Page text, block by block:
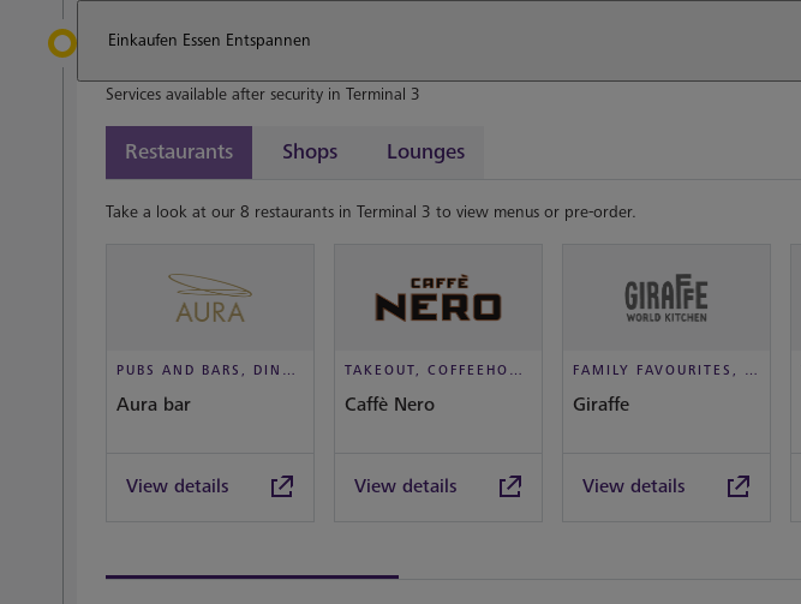
Einkaufen Essen Entspannen
Services available after security in Terminal 3
Restaurants Shops Lounges
Take a look at our 8 restaurants in Terminal 3 to view menus or pre-order.
PUBS AND BARS, DINE IN STYLE
Aura bar
View details
TAKEOUT, COFFEEHOUSE AND CAFÉ
Caffè Nero
View details
FAMILY FAVOURITES, CASUAL DINING
Giraffe
View details